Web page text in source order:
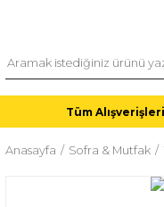
Tüm
Anasayfa Sofra & Mutfak